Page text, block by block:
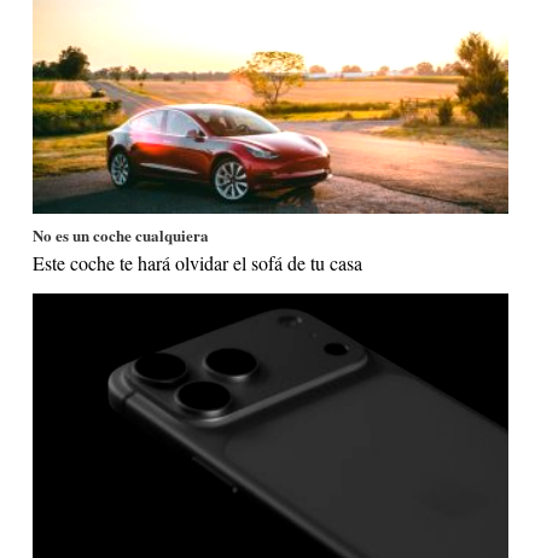
No es un coche cualquiera
Este coche te hará olvidar el sofá de tu casa